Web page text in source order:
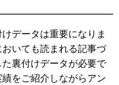
データは重要になりま
いても読まれる記事づ
裏付けデータが必要で
をご紹介しながらアン